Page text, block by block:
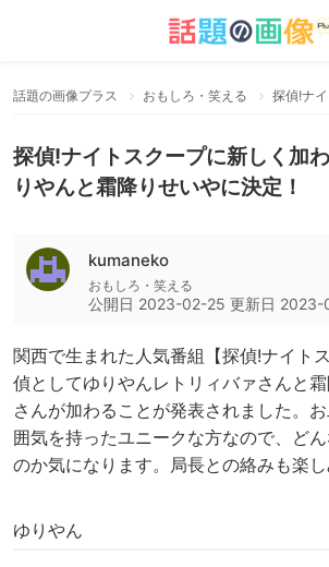
話題の画像プラス おもしろ・笑える
探偵!ナイトスクープに新しく加
りやんと霜降りせいやに決定！
kumaneko
おもしろ・笑える
公開日 2023-02-25 更新日 2023-
関西で生まれた人気番組【探偵!ナイト
偵としてゆりやんレトリィバァさんと
さんが加わることが発表されました。
囲気を持ったユニークな方なので、ど
のか気になります。局長との絡みも楽し
ゆりやん